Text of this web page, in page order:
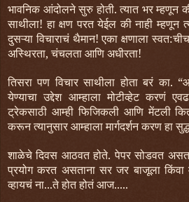
भावनिक आंदोलने सुरु होती. त्यात भर
साथीला! हा क्षण परत येईल की नाही म्हणून
दुसऱ्या विचाराचं थैमान! एका क्षणाला
अस्थिरता, चंचलता आणि अधीरता!
तिसरा पण विचार साथीला होता बरं का.
येण्याचा उद्देश आम्हाला मोटीव्हेट करणं
ट्रेकसाठी आम्ही फिजिकली आणि मेंटली
करून त्यानुसार आम्हाला मार्गदर्शन करण हा
शाळेचे दिवस आठवत होते. पेपर सोडवत
प्रयोग करत असताना सर जर बाजूला
व्हायचं ना...ते होत होतं आज.....